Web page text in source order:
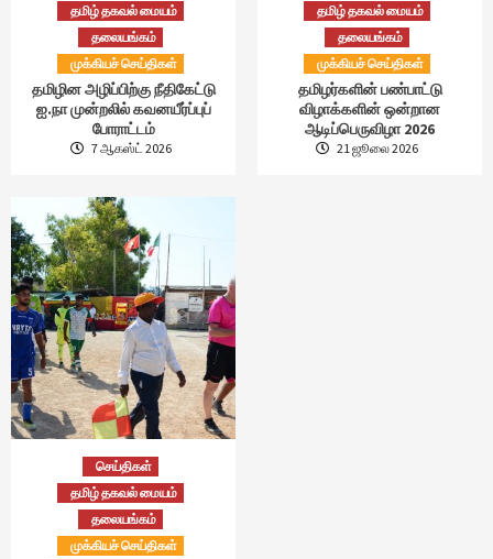
தமிழ் தகவல் மையம்
தலையங்கம்
முக்கியச் செய்திகள்
தமிழின அழிப்பிற்கு நீதிகேட்டு
ஐ.நா முன்றலில் கவனயீர்ப்புப்
போராட்டம்
7 ஆகஸ்ட் 2026
தமிழ் தகவல் மையம்
தலையங்கம்
முக்கியச் செய்திகள்
தமிழர்களின் பண்பாட்டு
விழாக்களின் ஒன்றான
ஆடிப்பெருவிழா 2026
21 ஜூலை 2026
செய்திகள்
தமிழ் தகவல் மையம்
தலையங்கம்
முக்கியச் செய்திகள்